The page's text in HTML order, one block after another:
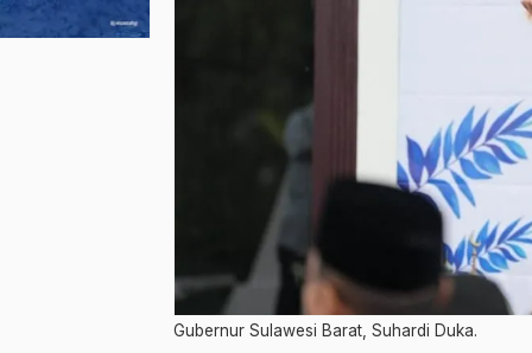
Gubernur Sulawesi Barat, Suhardi Duka.